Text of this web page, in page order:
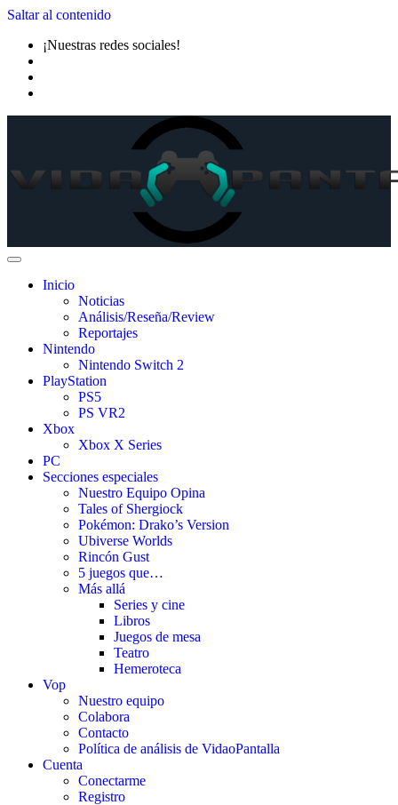
Saltar al contenido
¡Nuestras redes sociales!
Inicio
Noticias
Análisis/Reseña/Review
Reportajes
Nintendo
Nintendo Switch 2
PlayStation
PS5
PS VR2
Xbox
Xbox X Series
PC
Secciones especiales
Nuestro Equipo Opina
Tales of Shergiock
Pokémon: Drako’s Version
Ubiverse Worlds
Rincón Gust
5 juegos que…
Más allá
Series y cine
Libros
Juegos de mesa
Teatro
Hemeroteca
Vop
Nuestro equipo
Colabora
Contacto
Política de análisis de VidaoPantalla
Cuenta
Conectarme
Registro